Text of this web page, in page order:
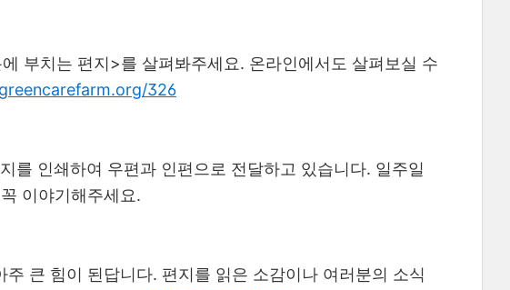
부치는 편지>를 살펴봐주세요. 온라인에서도 살펴보실 수
326
를 인쇄하여 우편과 인편으로 전달하고 있습니다. 일주일
이야기해주세요.
큰 힘이 된답니다. 편지를 읽은 소감이나 여러분의 소식